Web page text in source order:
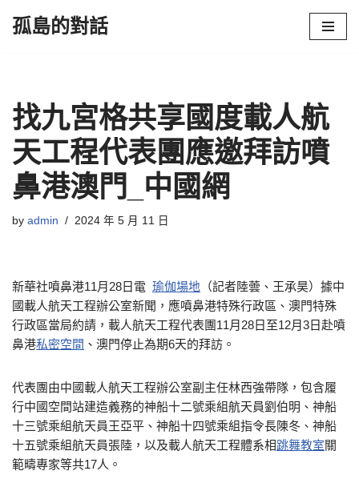
孤島的對話
找九宮格共享國度載人航
天工程代表團應邀拜訪噴
鼻港澳門_中國網
by admin 2024 年 5 月 11 日
新華社噴鼻港11月28日電 瑜伽場地 （記者陸蕓、王承昊）據中
國載人航天工程辦公室新聞，應噴鼻港特殊行政區、澳門特殊
行政區當局約請，載人航天工程代表團11月28日至12月3日赴噴
鼻港私密空間 、澳門停止為期6天的拜訪。
代表團由中國載人航天工程辦公室副主任林西強帶隊，包含履
行中國空間站建造義務的神船十二號乘組航天員劉伯明、神船
十三號乘組航天員王亞平、神船十四號乘組指令長陳冬、神船
十五號乘組航天員張陸，以及載人航天工程體系相跳舞教室關
範疇專家等共17人。